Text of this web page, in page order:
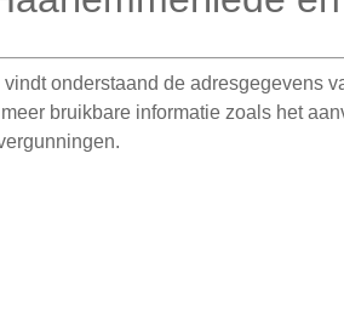
vindt onderstaand de adresgegevens
bruikbare informatie zoals het